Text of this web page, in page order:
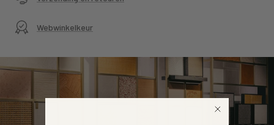
Webwinkelkeur